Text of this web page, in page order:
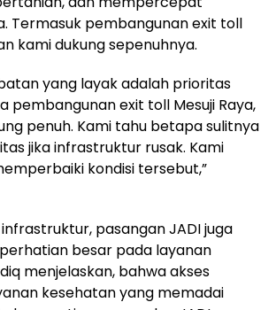
Termasuk pembangunan exit toll
kami dukung sepenuhnya.
yang layak adalah prioritas
pembangunan exit toll Mesuji Raya,
penuh. Kami tahu betapa sulitnya
jika infrastruktur rusak. Kami
kondisi tersebut,”
pasangan JADI juga
besar pada layanan
menjelaskan, bahwa akses
kesehatan yang memadai